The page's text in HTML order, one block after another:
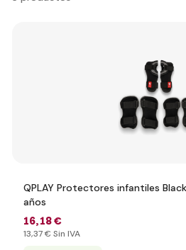
QPLAY Protectores infantiles
años
16,18 €
13,37 € Sin IVA